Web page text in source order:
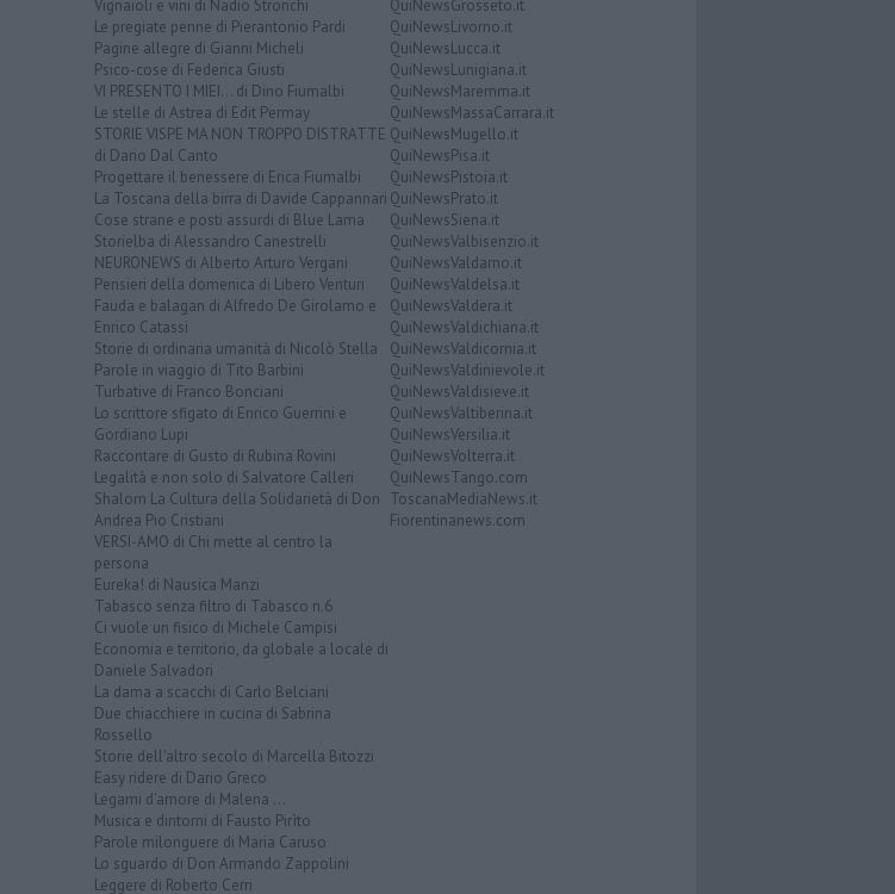
Vignaioli e vini di Nadio Stronchi
Le pregiate penne di Pierantonio Pardi
Pagine allegre di Gianni Micheli
Psico-cose di Federica Giusti
VI PRESENTO I MIEI... di Dino Fiumalbi
Le stelle di Astrea di Edit Permay
STORIE VISPE MA NON TROPPO DISTRATTE
di Dario Dal Canto
Progettare il benessere di Erica Fiumalbi
La Toscana della birra di Davide Cappannari
Cose strane e posti assurdi di Blue Lama
Storielba di Alessandro Canestrelli
NEURONEWS di Alberto Arturo Vergani
Pensieri della domenica di Libero Venturi
Fauda e balagan di Alfredo De Girolamo e
Enrico Catassi
Storie di ordinaria umanità di Nicolò Stella
Parole in viaggio di Tito Barbini
Turbative di Franco Bonciani
Lo scrittore sfigato di Enrico Guerrini e
Gordiano Lupi
Raccontare di Gusto di Rubina Rovini
Legalità e non solo di Salvatore Calleri
Shalom La Cultura della Solidarietà di Don
Andrea Pio Cristiani
VERSI-AMO di Chi mette al centro la
persona
Eureka! di Nausica Manzi
Tabasco senza filtro di Tabasco n.6
Ci vuole un fisico di Michele Campisi
Economia e territorio, da globale a locale di
Daniele Salvadori
La dama a scacchi di Carlo Belciani
Due chiacchiere in cucina di Sabrina
Rossello
Storie dell'altro secolo di Marcella Bitozzi
Easy ridere di Dario Greco
Legami d'amore di Malena ...
Musica e dintorni di Fausto Pirìto
Parole milonguere di Maria Caruso
Lo sguardo di Don Armando Zappolini
Leggere di Roberto Cerri
QuiNewsGrosseto.it
QuiNewsLivorno.it
QuiNewsLucca.it
QuiNewsLunigiana.it
QuiNewsMaremma.it
QuiNewsMassaCarrara.it
QuiNewsMugello.it
QuiNewsPisa.it
QuiNewsPistoia.it
QuiNewsPrato.it
QuiNewsSiena.it
QuiNewsValbisenzio.it
QuiNewsValdarno.it
QuiNewsValdelsa.it
QuiNewsValdera.it
QuiNewsValdichiana.it
QuiNewsValdicornia.it
QuiNewsValdinievole.it
QuiNewsValdisieve.it
QuiNewsValtiberina.it
QuiNewsVersilia.it
QuiNewsVolterra.it
QuiNewsTango.com
ToscanaMediaNews.it
Fiorentinanews.com